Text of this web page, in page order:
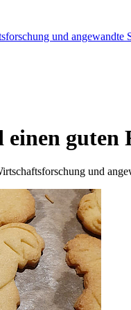
und angewandte
einen guten
und